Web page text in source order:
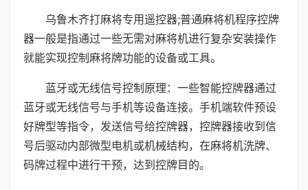
乌鲁木齐打麻将专用遥控器;普通麻将机程序控牌
器一般是指通过一些无需对麻将机进行复杂安装操作
就能实现控制麻将牌功能的设备或工具。
蓝牙或无线信号控制原理：一些智能控牌器通过
蓝牙或无线信号与手机等设备连接。手机端软件预设
好牌型等指令，发送信号给控牌器，控牌器接收到信
号后驱动内部微型电机或机械结构，在麻将机洗牌、
码牌过程中进行干预，达到控牌目的。